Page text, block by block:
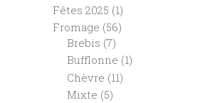
Fêtes 2025 (1)
Fromage (56)
Brebis (7)
Bufflonne (1)
Chèvre (11)
Mixte (5)